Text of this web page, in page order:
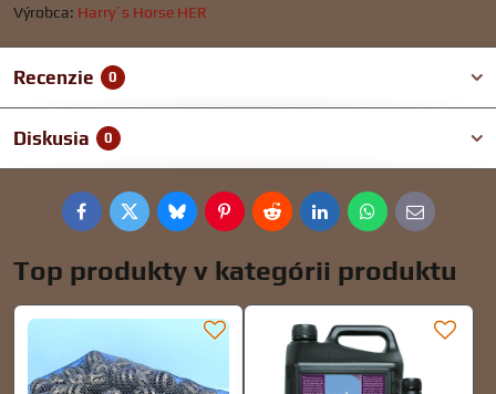
Výrobca: Harry´s Horse HER
Recenzie 0
Diskusia 0
FacebookTwitterBlueskyPinterestRedditLinkedInWhatsApp
E-
mail
Top produkty v kategórii produktu